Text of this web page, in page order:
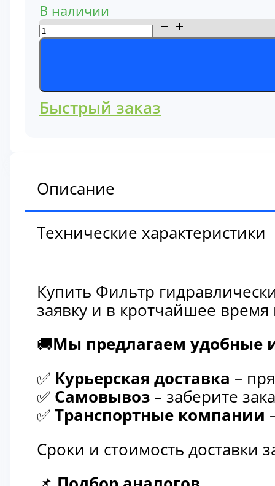
В наличии
Количество
товара
гидравлический
КПП
272104250
Быстрый заказ
Описание
Технические характеристики
Купить Фильтр
заявку и в кротчайшее
🚚Мы предлагаем удобные
✅ Курьерская доставка –
✅ Самовывоз – заберите
✅ Транспортные компании
Сроки и стоимость доставки